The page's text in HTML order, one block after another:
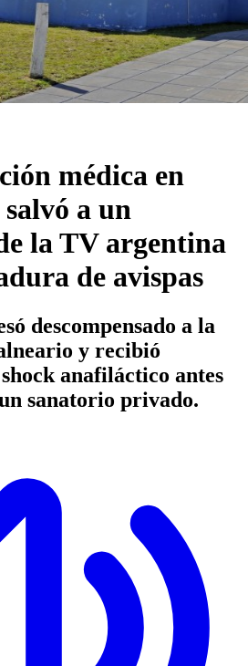
médica en
a un
la TV argentina
de avispas
descompensado a la
y recibió
anafiláctico antes
sanatorio privado.